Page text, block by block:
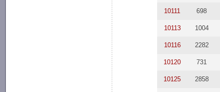
10111 698
10113 1004
10116 2282
10120 731
10125 2858